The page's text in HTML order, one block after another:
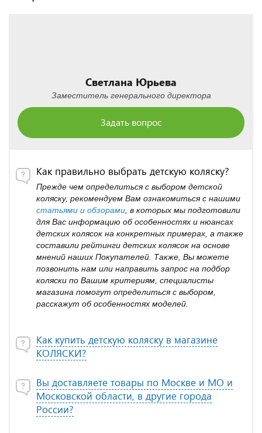
Светлана Юрьева
Заместитель генерального директора
Задать вопрос
Как правильно выбрать детскую коляску?
Прежде чем определиться с выбором детской
коляску, рекомендуем Вам ознакомиться с нашими
статьями и обзорами , в которых мы подготовили
для Вас информацию об особенностях и нюансах
детских колясок на конкретных примерах, а также
составили рейтинги детских колясок на основе
мнений наших Покупателей. Также, Вы можете
позвонить нам или направить запрос на подбор
коляски по Вашим критериям, специалисты
магазина помогут определиться с выбором,
расскажут об особенностях моделей.
Как купить детскую коляску в магазине
КОЛЯСКИ?
Вы доставляете товары по Москве и МО и
Московской области, в другие города
России?